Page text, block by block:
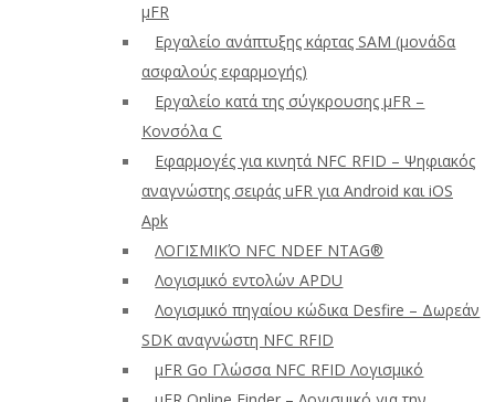
μFR
Εργαλείο ανάπτυξης κάρτας SAM (μονάδα
ασφαλούς εφαρμογής)
Εργαλείο κατά της σύγκρουσης μFR –
Κονσόλα C
Εφαρμογές για κινητά NFC RFID – Ψηφιακός
αναγνώστης σειράς uFR για Android και iOS
Apk
ΛΟΓΙΣΜΙΚΌ NFC NDEF NTAG®
Λογισμικό εντολών APDU
Λογισμικό πηγαίου κώδικα Desfire – Δωρεάν
SDK αναγνώστη NFC RFID
μFR Go Γλώσσα NFC RFID Λογισμικό